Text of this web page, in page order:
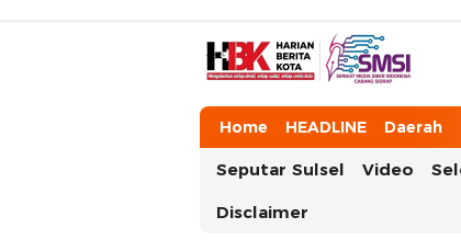
HarianBeritaKota
Mengabarkan Setiap Detil,
Home HEADLINE Daerah
Seputar Sulsel Video
Disclaimer